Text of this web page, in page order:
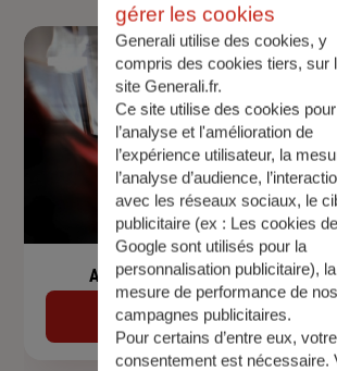
Assurance de prêt immobilier
Découvrir
gérer les cookies
Generali utilise des cookies, y
compris des cookies tiers, sur
site Generali.fr.
Ce site utilise des cookies pour
l’analyse et l'amélioration de
l’expérience utilisateur, la
l’analyse d’audience,
avec les réseaux sociaux, le
publicitaire (ex : Les cookies de
Google sont utilisés pour la
personnalisation publicitaire), la
mesure de performance de nos
campagnes publicitaires.
Pour certains d’entre eux, votre
consentement est nécessaire.